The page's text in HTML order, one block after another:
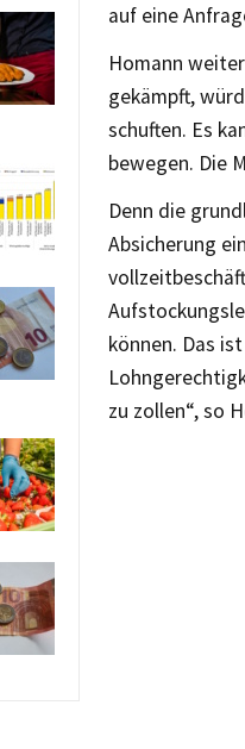
auf eine
Homann
gekämpft,
schuften. Es
bewegen. Die
Denn die
Absicherung
können. Das
zu zollen“, so